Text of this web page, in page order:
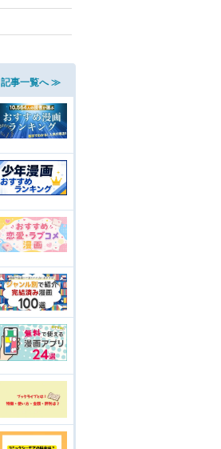
記事一覧へ ≫